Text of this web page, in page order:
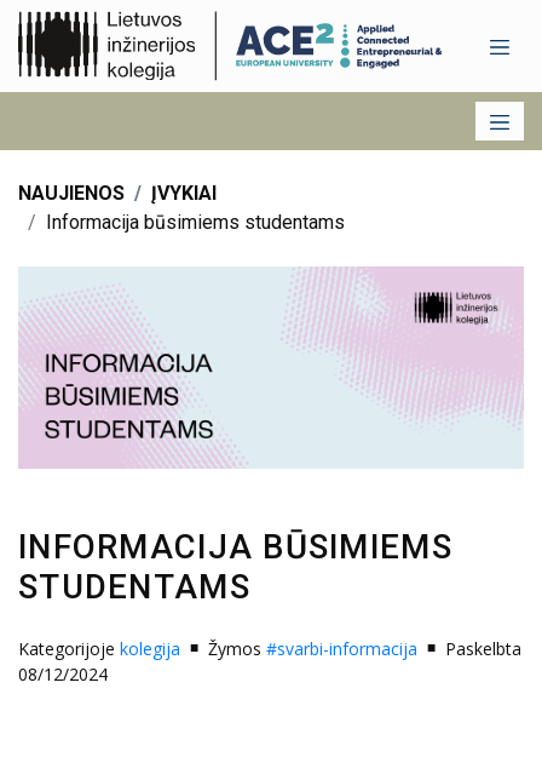
NAUJIENOS
ĮVYKIAI
Informacija būsimiems studentams
INFORMACIJA BŪSIMIEMS
STUDENTAMS
Kategorijoje kolegija Žymos #svarbi-informacija
Paskelbta
08/12/2024